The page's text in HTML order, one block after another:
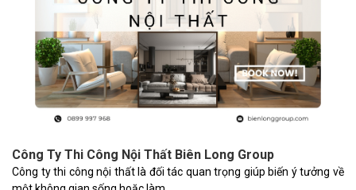
Công Ty Thi Công Nội Thất Biên Long Group
Công ty thi công nội thất là đối tác quan trọng giúp biến ý tưởng về